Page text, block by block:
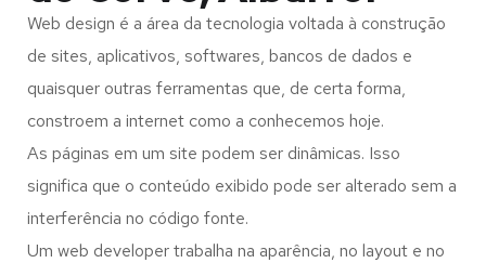
Web design é a área da tecnologia voltada à construção
de sites, aplicativos, softwares, bancos de dados e
quaisquer outras ferramentas que, de certa forma,
constroem a internet como a conhecemos hoje.
As páginas em um site podem ser dinâmicas. Isso
significa que o conteúdo exibido pode ser alterado sem a
interferência no código fonte.
Um web developer trabalha na aparência, no layout e no